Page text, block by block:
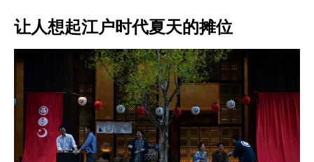
让人想起江户时代夏天的摊位